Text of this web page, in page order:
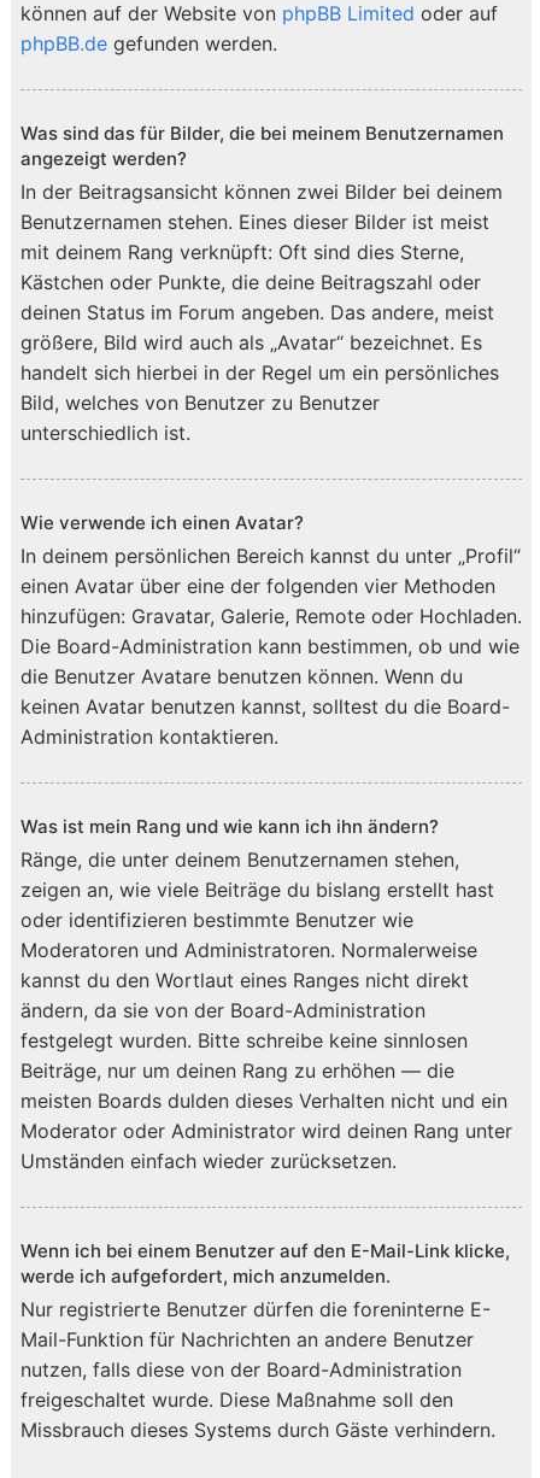
können auf der Website von phpBB Limited oder auf
phpBB.de gefunden werden.
Was sind das für Bilder, die bei meinem Benutzernamen
angezeigt werden?
In der Beitragsansicht können zwei Bilder bei deinem
Benutzernamen stehen. Eines dieser Bilder ist meist
mit deinem Rang verknüpft: Oft sind dies Sterne,
Kästchen oder Punkte, die deine Beitragszahl oder
deinen Status im Forum angeben. Das andere, meist
größere, Bild wird auch als „Avatar“ bezeichnet. Es
handelt sich hierbei in der Regel um ein persönliches
Bild, welches von Benutzer zu Benutzer
unterschiedlich ist.
Wie verwende ich einen Avatar?
In deinem persönlichen Bereich kannst du unter „Profil“
einen Avatar über eine der folgenden vier Methoden
hinzufügen: Gravatar, Galerie, Remote oder Hochladen.
Die Board-Administration kann bestimmen, ob und wie
die Benutzer Avatare benutzen können. Wenn du
keinen Avatar benutzen kannst, solltest du die Board-
Administration kontaktieren.
Was ist mein Rang und wie kann ich ihn ändern?
Ränge, die unter deinem Benutzernamen stehen,
zeigen an, wie viele Beiträge du bislang erstellt hast
oder identifizieren bestimmte Benutzer wie
Moderatoren und Administratoren. Normalerweise
kannst du den Wortlaut eines Ranges nicht direkt
ändern, da sie von der Board-Administration
festgelegt wurden. Bitte schreibe keine sinnlosen
Beiträge, nur um deinen Rang zu erhöhen — die
meisten Boards dulden dieses Verhalten nicht und ein
Moderator oder Administrator wird deinen Rang unter
Umständen einfach wieder zurücksetzen.
Wenn ich bei einem Benutzer auf den E-Mail-Link klicke,
werde ich aufgefordert, mich anzumelden.
Nur registrierte Benutzer dürfen die foreninterne E-
Mail-Funktion für Nachrichten an andere Benutzer
nutzen, falls diese von der Board-Administration
freigeschaltet wurde. Diese Maßnahme soll den
Missbrauch dieses Systems durch Gäste verhindern.